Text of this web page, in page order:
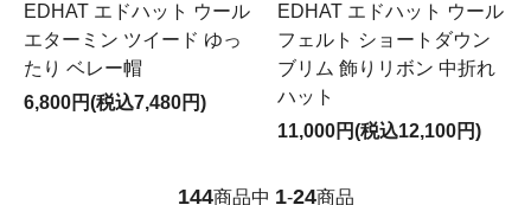
EDHAT エドハット ウール
エターミン ツイード ゆっ
たり ベレー帽
6,800円(税込7,480円)
EDHAT エドハット ウール
フェルト ショートダウン
ブリム 飾りリボン 中折れ
ハット
11,000円(税込12,100円)
144商品中 1-24商品